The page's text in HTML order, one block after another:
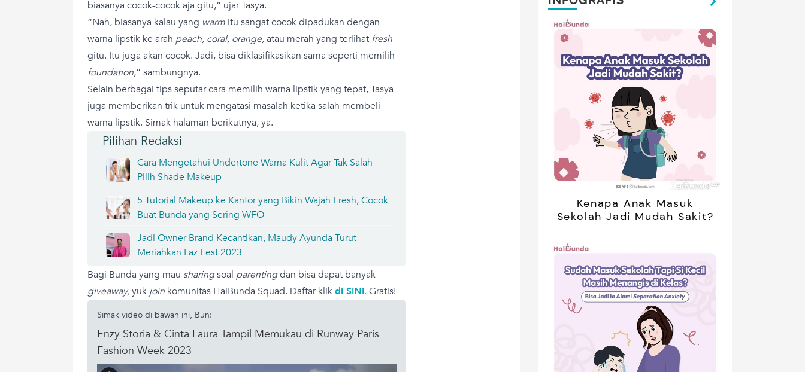
biasanya cocok-cocok aja gitu,” ujar Tasya.
“Nah, biasanya kalau yang warm itu sangat cocok dipadukan dengan
warna lipstik ke arah peach, coral, orange,atau merah yang terlihat fresh
gitu. Itu juga akan cocok. Jadi, bisa diklasifikasikan sama seperti memilih
foundation,” sambungnya.
Selain berbagai tips seputar cara memilih warna lipstik yang tepat, Tasya
juga memberikan trik untuk mengatasi masalah ketika salah membeli
warna lipstik. Simak halaman berikutnya, ya.
Pilihan Redaksi
Cara Mengetahui Undertone Warna Kulit Agar Tak Salah
Pilih Shade Makeup
5 Tutorial Makeup ke Kantor yang Bikin Wajah Fresh, Cocok
Buat Bunda yang Sering WFO
Jadi Owner Brand Kecantikan, Maudy Ayunda Turut
Meriahkan Laz Fest 2023
Bagi Bunda yang mau sharingsoal parentingdan bisa dapat banyak
giveaway,yuk join komunitas HaiBunda Squad. Daftar klikdi SINI. Gratis!
Simak video di bawah ini, Bun:
Enzy Storia & Cinta Laura Tampil Memukau di Runway Paris
Fashion Week 2023
Kenapa Anak Masuk
Sekolah Jadi Mudah Sakit?